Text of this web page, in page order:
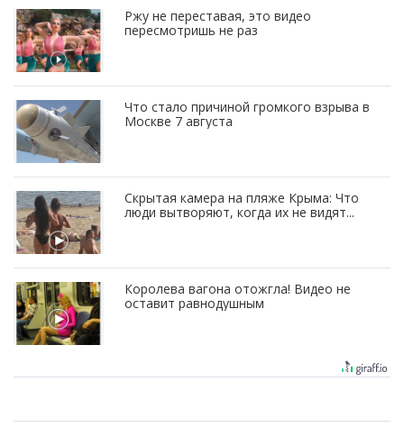
Ржу не переставая, это видео
пересмотришь не раз
Что стало причиной громкого взрыва в
Москве 7 августа
Скрытая камера на пляже Крыма: Что
люди вытворяют, когда их не видят...
Королева вагона отожгла! Видео не
оставит равнодушным